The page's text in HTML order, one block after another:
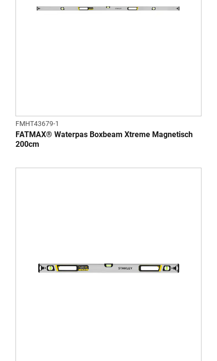
FMHT43679-1
FATMAX® Waterpas Boxbeam Xtreme Magnetisch
200cm